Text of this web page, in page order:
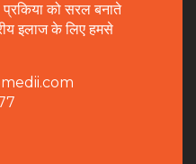
को सरल बनाते
इलाज के लिए हमसे